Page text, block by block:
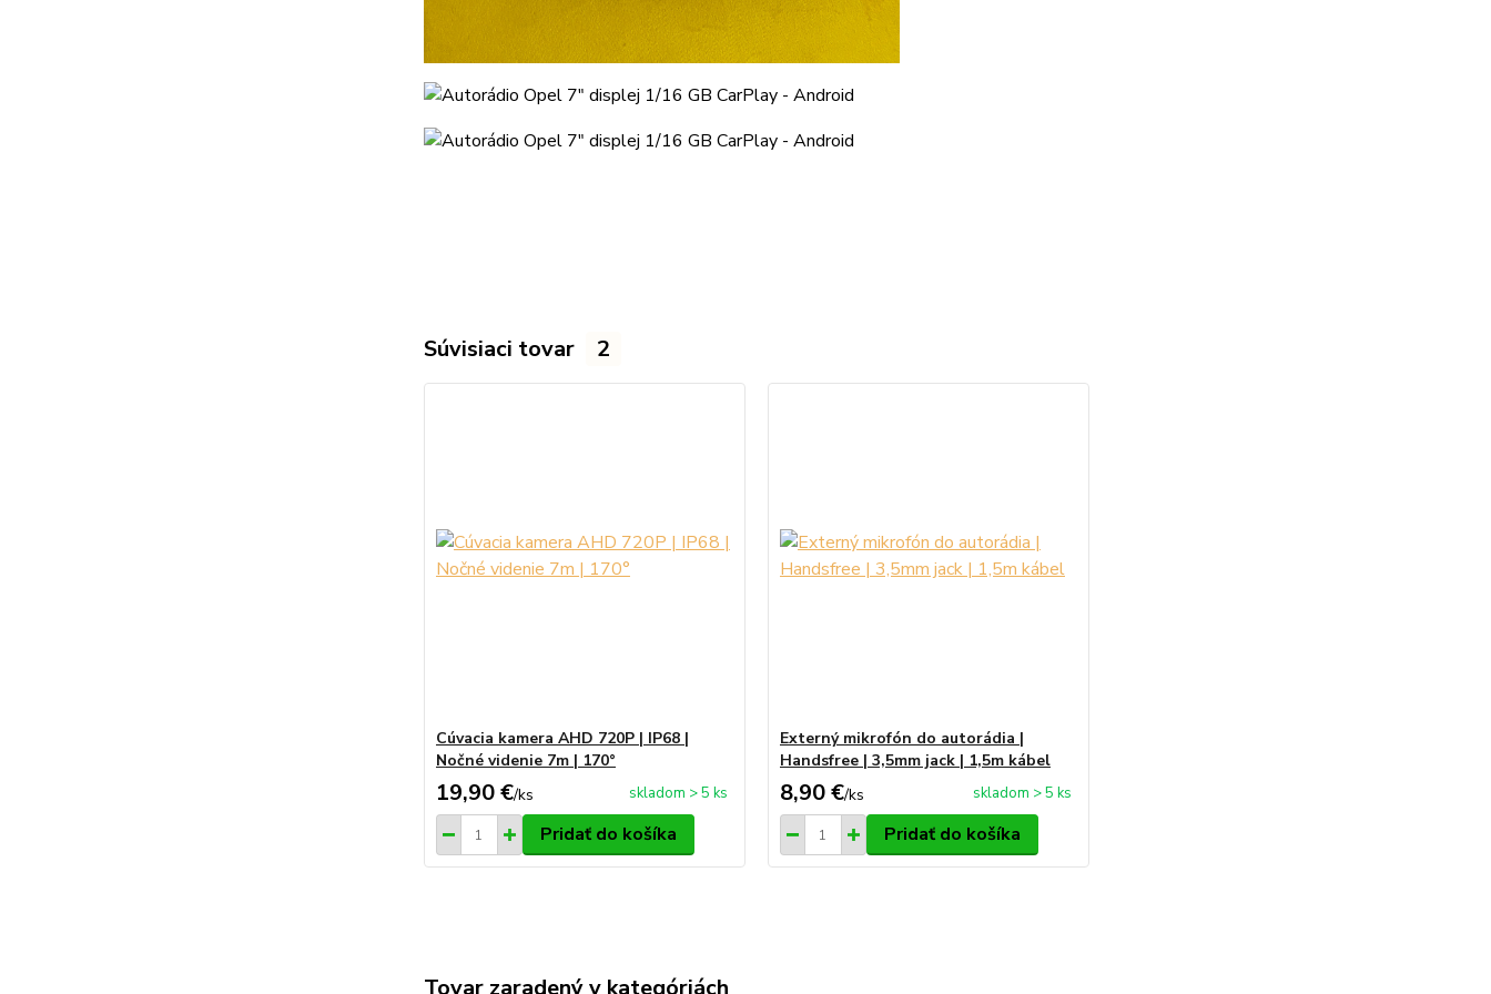
Súvisiaci tovar 2
Cúvacia kamera AHD 720P | IP68 |
Nočné videnie 7m | 170°
19,90 €/ks skladom > 5 ks
Pridať do košíka
Externý mikrofón do autorádia |
Handsfree | 3,5mm jack | 1,5m kábel
8,90 €/ks skladom > 5 ks
Pridať do košíka